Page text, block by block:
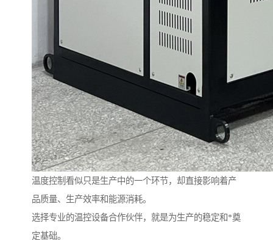
温度控制看似只是生产中的一个环节，却直接影响着产
品质量、生产效率和能源消耗。
选择专业的温控设备合作伙伴，就是为生产的稳定和*奠
定基础。